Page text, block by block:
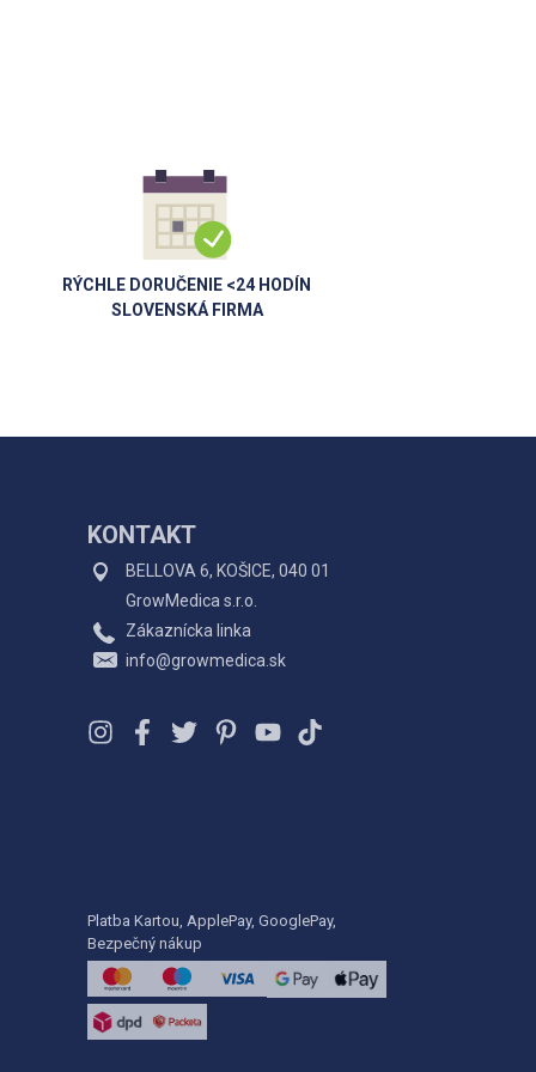
RÝCHLE DORUČENIE <24 HODÍN
SLOVENSKÁ FIRMA
KONTAKT
BELLOVA 6, KOŠICE, 040 01
GrowMedica s.r.o.
Zákaznícka linka
info@growmedica.sk
Platba Kartou, ApplePay, GooglePay,
Bezpečný nákup